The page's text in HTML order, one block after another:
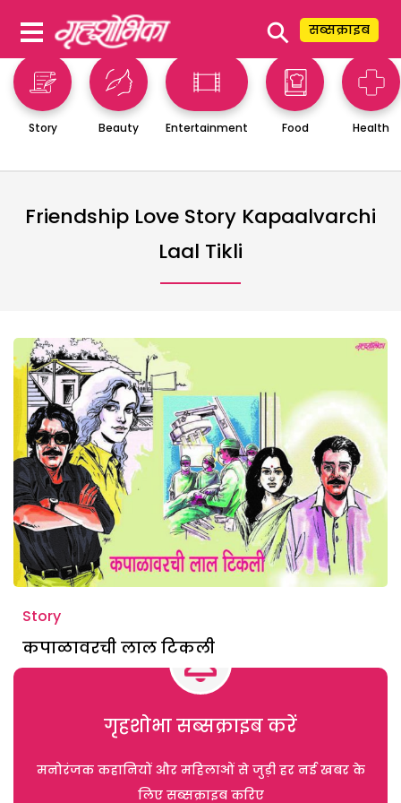
⚲ सब्सक्राइब
Story Beauty Entertainment Food Health
Friendship Love Story Kapaalvarchi
Laal Tikli
Story
कपाळावरची लाल टिकली
गृहशोभा सब्सक्राइब करें
मनोरंजक कहानियों और महिलाओं से जुड़ी हर नई खबर के
लिए सब्सक्राइब करिए